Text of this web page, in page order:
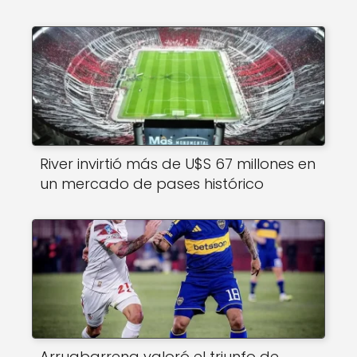
River invirtió más de U$S 67 millones en
un mercado de pases histórico